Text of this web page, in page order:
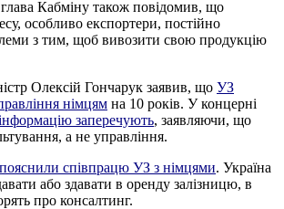
Кабміну також повідомив, що
особливо експортери, постійно
з тим, щоб вивозити свою продукцію
Олексій Гончарук заявив, що УЗ
німцям на 10 років. У концерні
заперечують, заявляючи, що
а не управління.
співпрацю УЗ з німцями. Україна
або здавати в оренду залізницю, в
про консалтинг.